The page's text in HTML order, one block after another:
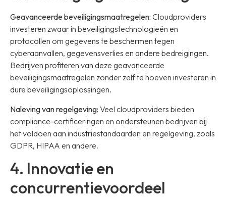
Geavanceerde beveiligingsmaatregelen: Cloudproviders
investeren zwaar in beveiligingstechnologieën en
protocollen om gegevens te beschermen tegen
cyberaanvallen, gegevensverlies en andere bedreigingen.
Bedrijven profiteren van deze geavanceerde
beveiligingsmaatregelen zonder zelf te hoeven investeren in
dure beveiligingsoplossingen.
Naleving van regelgeving: Veel cloudproviders bieden
compliance-certificeringen en ondersteunen bedrijven bij
het voldoen aan industriestandaarden en regelgeving, zoals
GDPR, HIPAA en andere.
4. Innovatie en
concurrentievoordeel